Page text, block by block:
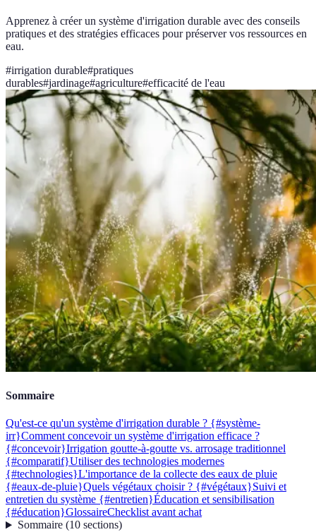
Apprenez à créer un système d'irrigation durable avec des conseils
pratiques et des stratégies efficaces pour préserver vos ressources en
eau.
#irrigation durable#pratiques
durables#jardinage#agriculture#efficacité de l'eau
Sommaire
Qu'est-ce qu'un système d'irrigation durable ? {#système-
irr}Comment concevoir un système d'irrigation efficace ?
{#concevoir}Irrigation goutte-à-goutte vs. arrosage traditionnel
{#comparatif}Utiliser des technologies modernes
{#technologies}L'importance de la collecte des eaux de pluie
{#eaux-de-pluie}Quels végétaux choisir ? {#végétaux}Suivi et
entretien du système {#entretien}Éducation et sensibilisation
{#éducation}GlossaireChecklist avant achat
Sommaire(10 sections)